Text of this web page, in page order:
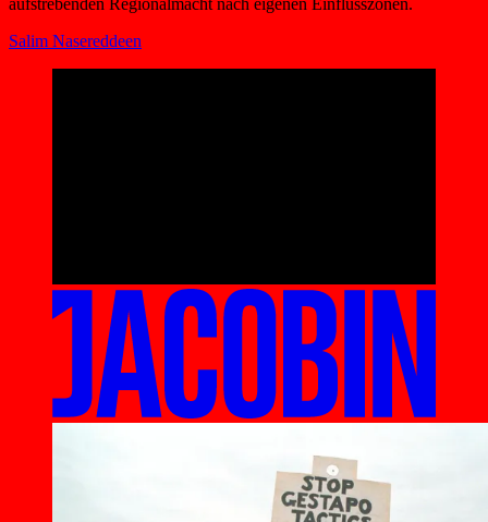
Salim Nasereddeen